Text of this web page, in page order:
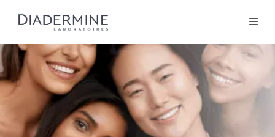
Tous les Produit
ACCUEIL
Composition